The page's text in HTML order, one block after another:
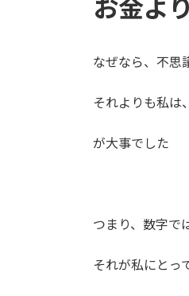
お金よ
なぜなら、不思
それよりも私は
が大事でした
つまり、数字で
それが私にとっ